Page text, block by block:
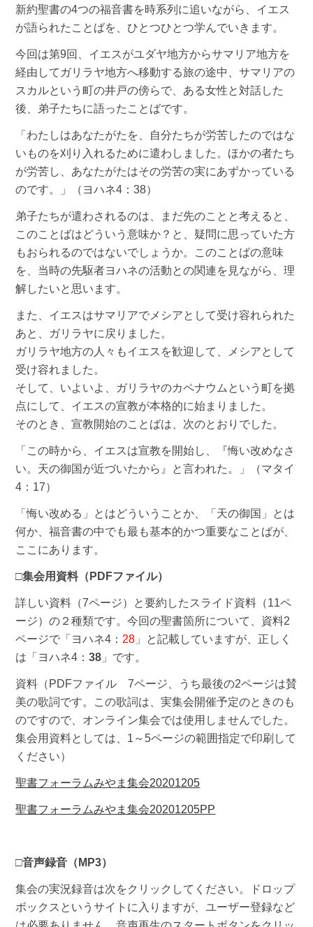
新約聖書の4つの福音書を時系列に追いながら、イエス
が語られたことばを、ひとつひとつ学んでいきます。
今回は第9回、イエスがユダヤ地方からサマリア地方を
経由してガリラヤ地方へ移動する旅の途中、サマリアの
スカルという町の井戸の傍らで、ある女性と対話した
後、弟子たちに語ったことばです。
「わたしはあなたがたを、自分たちが労苦したのではな
いものを刈り入れるために遣わしました。ほかの者たち
が労苦し、あなたがたはその労苦の実にあずかっている
のです。」（ヨハネ4：38）
弟子たちが遣わされるのは、まだ先のことと考えると、
このことばはどういう意味か？と、疑問に思っていた方
もおられるのではないでしょうか。このことばの意味
を、当時の先駆者ヨハネの活動との関連を見ながら、理
解したいと思います。
また、イエスはサマリアでメシアとして受け容れられた
あと、ガリラヤに戻りました。
ガリラヤ地方の人々もイエスを歓迎して、メシアとして
受け容れました。
そして、いよいよ、ガリラヤのカペナウムという町を拠
点にして、イエスの宣教が本格的に始まりました。
そのとき、宣教開始のことばは、次のとおりでした。
「この時から、イエスは宣教を開始し、『悔い改めなさ
い。天の御国が近づいたから』と言われた。」（マタイ
4：17）
「悔い改める」とはどういうことか、「天の御国」とは
何か、福音書の中でも最も基本的かつ重要なことばが、
ここにあります。
□集会用資料（PDFファイル）
詳しい資料（7ページ）と要約したスライド資料（11ペ
ージ）の２種類です。今回の聖書箇所について、資料2
ページで「ヨハネ4： 28 」と記載していますが、正しく
は「ヨハネ4：38 」です。
資料（PDFファイル 7ページ、うち最後の2ページは賛
美の歌詞です。この歌詞は、実集会開催予定のときのも
のですので、オンライン集会では使用しませんでした。
集会用資料としては、1～5ページの範囲指定で印刷して
ください）
聖書フォーラムみやま集会20201205
聖書フォーラムみやま集会20201205PP
□音声録音（MP3）
集会の実況録音は次をクリックしてください。ドロップ
ボックスというサイトに入りますが、ユーザー登録など